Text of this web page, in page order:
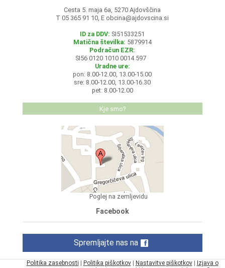
Cesta 5. maja 6a, 5270 Ajdovščina
T 05 365 91 10, E obcina@ajdovscina.si
ID za DDV: SI51533251
Matična številka: 5879914
Podračun EZR:
SI56 0120 1010 0014 597
Uradne ure:
pon: 8.00-12.00, 13.00-15.00
sre: 8.00-12.00, 13.00-16.30
pet: 8.00-12.00
Kje smo?
Poglej na zemljevidu
Facebook
Spremljajte nas na
Politika zasebnosti Politika piškotkov| Nastavitve piškotkov|
Izjava o